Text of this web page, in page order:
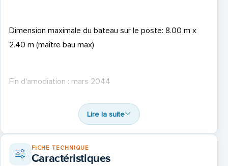
Dimension maximale du bateau sur le poste: 8.00 m x
2.40 m (maître bau max)
Fin d'amodiation : mars 2044
5.81% de frais d'enregistrement
Lire la suite
FICHE TECHNIQUE
Caractéristiques